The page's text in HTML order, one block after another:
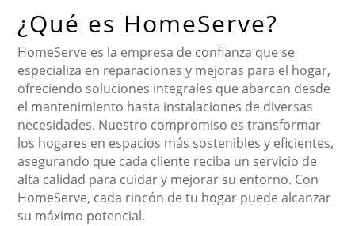
¿Qué es HomeServe?
HomeServe es la empresa de confianza que se
especializa en reparaciones y mejoras para el hogar,
ofreciendo soluciones integrales que abarcan desde
el mantenimiento hasta instalaciones de diversas
necesidades. Nuestro compromiso es transformar
los hogares en espacios más sostenibles y eficientes,
asegurando que cada cliente reciba un servicio de
alta calidad para cuidar y mejorar su entorno. Con
HomeServe, cada rincón de tu hogar puede alcanzar
su máximo potencial.